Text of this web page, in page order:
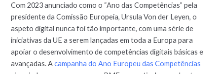
Com 2023 anunciado como o “Ano das Competências” pela
presidente da Comissão Europeia, Ursula Von der Leyen, o
aspeto digital nunca foi tão importante, com uma série de
iniciativas da UE a serem lançadas em toda a Europa para
apoiar o desenvolvimento de competências digitais básicas e
avançadas. Acampanha do Ano Europeu das Competências